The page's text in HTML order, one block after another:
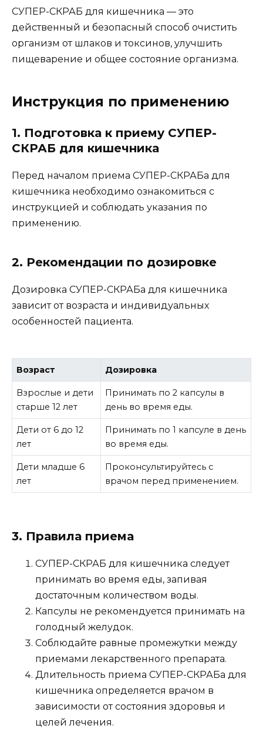
СУПЕР-СКРАБ для кишечника — это
действенный и безопасный способ очистить
организм от шлаков и токсинов, улучшить
пищеварение и общее состояние организма.
Инструкция по применению
1. Подготовка к приему СУПЕР-
СКРАБ для кишечника
Перед началом приема СУПЕР-СКРАБа для
кишечника необходимо ознакомиться с
инструкцией и соблюдать указания по
применению.
2. Рекомендации по дозировке
Дозировка СУПЕР-СКРАБа для кишечника
зависит от возраста и индивидуальных
особенностей пациента.
Возраст Дозировка
Взрослые и дети
старше 12 лет
Принимать по 2 капсулы в
день во время еды.
Дети от 6 до 12
лет
Принимать по 1 капсуле в день
во время еды.
Дети младше 6
лет
Проконсультируйтесь с
врачом перед применением.
3. Правила приема
СУПЕР-СКРАБ для кишечника следует
принимать во время еды, запивая
достаточным количеством воды.
Капсулы не рекомендуется принимать на
голодный желудок.
Соблюдайте равные промежутки между
приемами лекарственного препарата.
Длительность приема СУПЕР-СКРАБа для
кишечника определяется врачом в
зависимости от состояния здоровья и
целей лечения.